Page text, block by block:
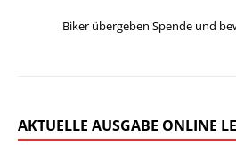
Biker übergeben Spende und
AKTUELLE AUSGABE ONLINE